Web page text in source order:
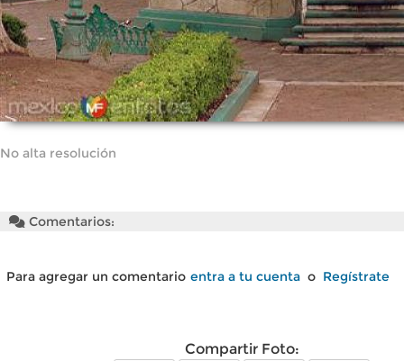
No alta resolución
Comentarios:
Para agregar un comentario entra a tu cuenta o Regístrate
Compartir Foto: